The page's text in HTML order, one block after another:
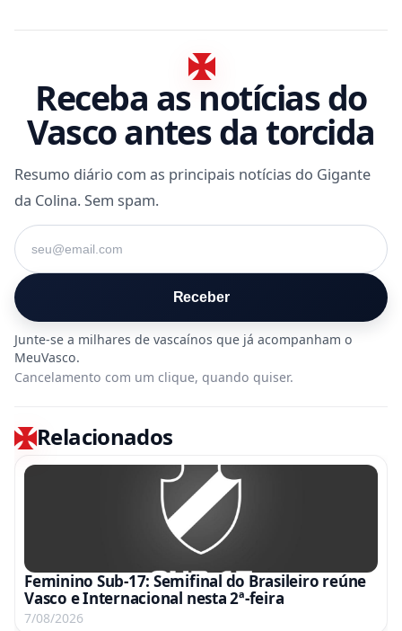
Receba as notícias do
Vasco antes da torcida
Resumo diário com as principais notícias do Gigante
da Colina. Sem spam.
Seu e-mail
Receber
Cancelamento com um clique, quando quiser.
Relacionados
Feminino Sub-17: Semifinal do Brasileiro reúne
Vasco e Internacional nesta 2ª-feira
7/08/2026